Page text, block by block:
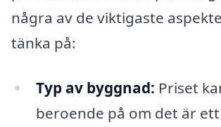
några av de viktigaste
tänka på:
Typ av byggnad: Priset
beroende på om det är ett